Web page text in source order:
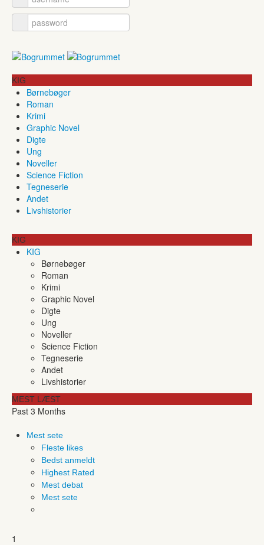
KIG
Børnebøger
Roman
Krimi
Graphic Novel
Digte
Ung
Noveller
Science Fiction
Tegneserie
Andet
Livshistorier
KIG
KIG
Børnebøger
Roman
Krimi
Graphic Novel
Digte
Ung
Noveller
Science Fiction
Tegneserie
Andet
Livshistorier
MEST LÆST
Past 3 Months
Mest sete
Fleste likes
Bedst anmeldt
Highest Rated
Mest debat
Mest sete
1